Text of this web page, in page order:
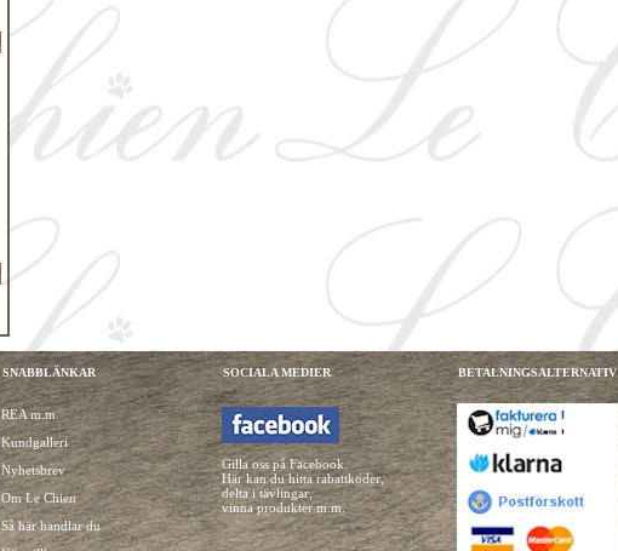
SNABBLÄNKAR
REA m.m.
Kundgalleri
Nyhetsbrev
Om Le Chien
Så här handlar du
SOCIALA MEDIER
Gilla oss på Facebook.
Här kan du hitta rabattkoder,
delta i tävlingar,
vinna produkter m.m.
BETALNINGSALTERNATIV